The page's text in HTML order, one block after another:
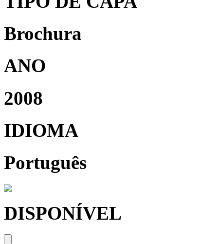
Brochura
ANO
2008
IDIOMA
Português
DISPONÍVEL